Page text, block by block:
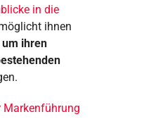
in die
ihnen
ihren
Markenführung